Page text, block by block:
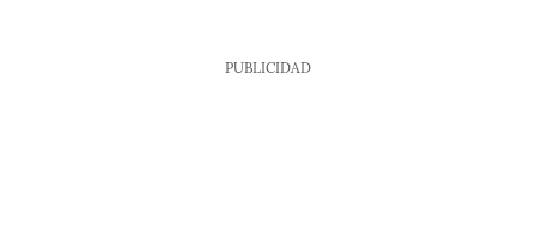
PUBLICIDAD